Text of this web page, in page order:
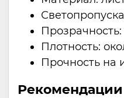
Плотность:
Прочность на